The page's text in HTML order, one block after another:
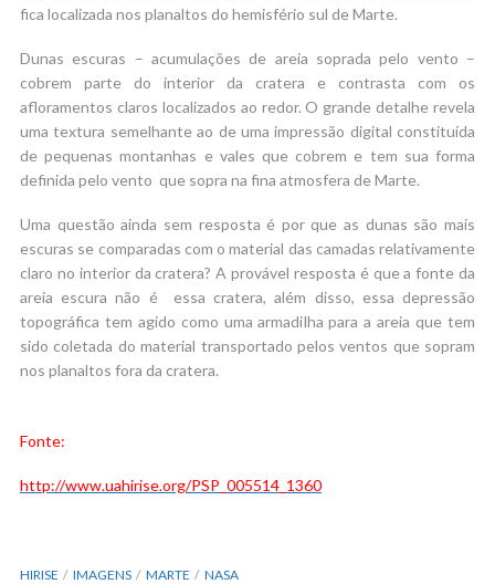
fica localizada nos planaltos do hemisfério sul de Marte.
Dunas escuras – acumulações de areia soprada pelo vento –
cobrem parte do interior da cratera e contrasta com os
afloramentos claros localizados ao redor. O grande detalhe revela
uma textura semelhante ao de uma impressão digital constituída
de pequenas montanhas e vales que cobrem e tem sua forma
definida pelo vento que sopra na fina atmosfera de Marte.
Uma questão ainda sem resposta é por que as dunas são mais
escuras se comparadas com o material das camadas relativamente
claro no interior da cratera? A provável resposta é que a fonte da
areia escura não é essa cratera, além disso, essa depressão
topográfica tem agido como uma armadilha para a areia que tem
sido coletada do material transportado pelos ventos que sopram
nos planaltos fora da cratera.
Fonte:
http://www.uahirise.org/PSP_005514_1360
HIRISE IMAGENS MARTE NASA